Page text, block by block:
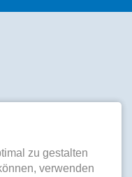
zu gestalten
verwenden